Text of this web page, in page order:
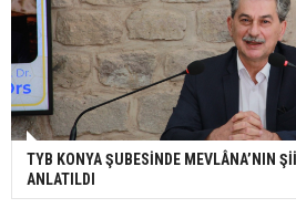
TYB KONYA ŞUBESİNDE MEVLÂNA’NIN
ANLATILDI